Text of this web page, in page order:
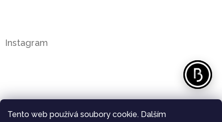
Tento web používá soubory cookie. Dalším
Instagram